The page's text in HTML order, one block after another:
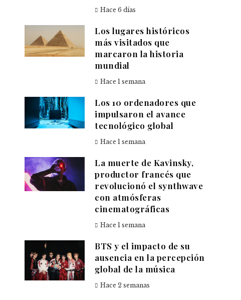
Hace 6 días
Los lugares históricos
más visitados que
marcaron la historia
mundial
Hace 1 semana
Los 10 ordenadores que
impulsaron el avance
tecnológico global
Hace 1 semana
La muerte de Kavinsky,
productor francés que
revolucionó el synthwave
con atmósferas
cinematográficas
Hace 1 semana
BTS y el impacto de su
ausencia en la percepción
global de la música
Hace 2 semanas